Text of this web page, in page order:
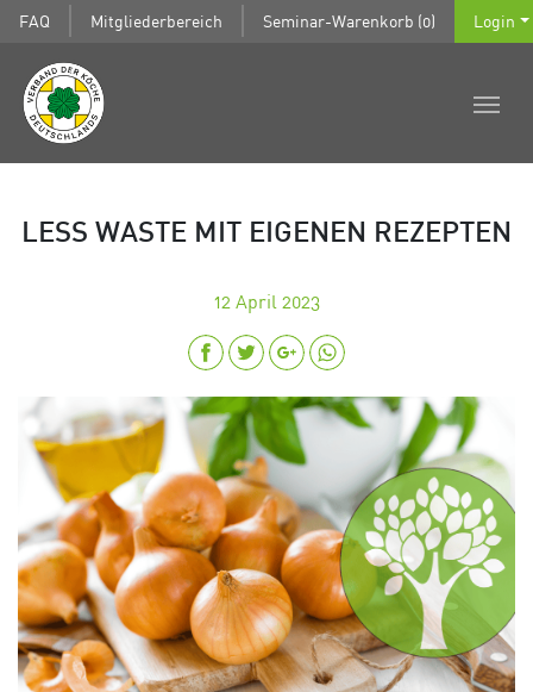
FAQ Mitgliederbereich Seminar-Warenkorb (0) Login
LESS WASTE MIT EIGENEN REZEPTEN
12 April 2023